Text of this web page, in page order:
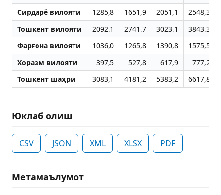
Сирдарё вилояти 1285,8 1651,9 2051,1 2548,3
Тошкент вилояти
2092,1 2741,7 3023,1 3843,3
Фарғона вилояти
1036,0 1265,8 1390,8 1575,5
Хоразм вилояти
397,5 527,8 617,9 777,2
Тошкент шаҳри
3083,1 4181,2 5383,2 6617,8
Юклаб олиш
CSV JSON XML XLSX PDF
Метамаълумот